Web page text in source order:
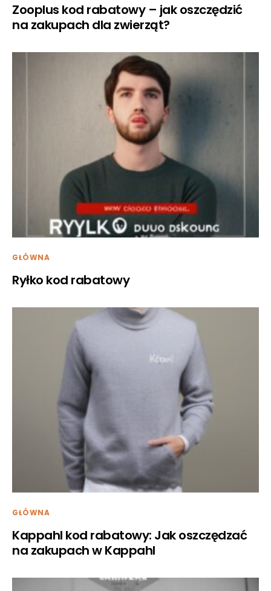
Zooplus kod rabatowy – jak oszczędzić
na zakupach dla zwierząt?
GŁÓWNA
Ryłko kod rabatowy
GŁÓWNA
Kappahl kod rabatowy: Jak oszczędzać
na zakupach w Kappahl